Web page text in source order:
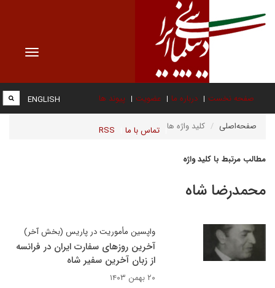
Toggle
صفحه نخست درباره ما عضویت پیوند ها
تماس با ما RSS
ENGLISH
صفحه‌اصلی کلید واژه ها
مطالب مرتبط با کلید واژه
محمدرضا شاه
واپسین مأموریت در پاریس (بخش آخر)
آخرین روزهای سفارت ایران در فرانسه
از زبان آخرین سفیر شاه
۲۰ بهمن ۱۴۰۳